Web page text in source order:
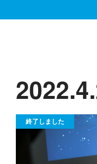
終了しました